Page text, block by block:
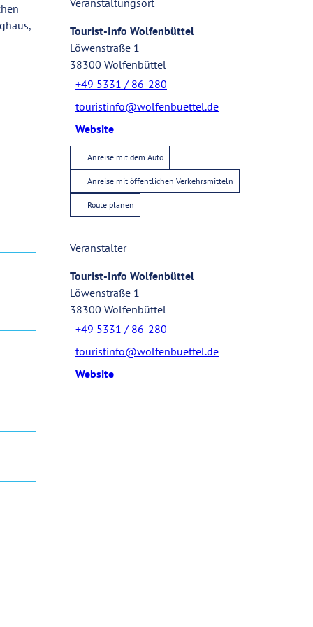
Tourist-Info Wolfenbüttel
Löwenstraße 1
38300 Wolfenbüttel
+49 5331 / 86-280
touristinfo@wolfenbuettel.de
Website
Anreise mit dem Auto
Anreise mit öffentlichen Verkehrsmitteln
Route planen
Veranstalter
Tourist-Info Wolfenbüttel
Löwenstraße 1
38300 Wolfenbüttel
+49 5331 / 86-280
touristinfo@wolfenbuettel.de
Website